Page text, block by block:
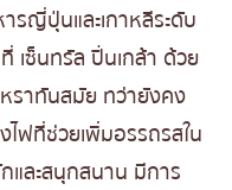
รญี่ปุ่นและเกาหลีระดับ
เซ็นทรัล ปิ่นเกล้า ด้วย
ราทันสมัย ทว่ายังคง
ฟที่ช่วยเพิ่มอรรถรสใน
และสนุกสนาน มีการ